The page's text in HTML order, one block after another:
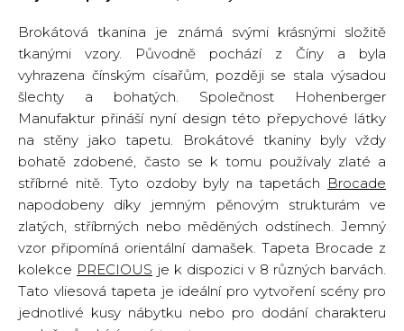
Brokátová tkanina je známá svými krásnými složitě
tkanými vzory. Původně pochází z Číny a byla
vyhrazena čínským císařům, později se stala výsadou
šlechty a bohatých. Společnost Hohenberger
Manufaktur přináší nyní design této přepychové látky
na stěny jako tapetu. Brokátové tkaniny byly vždy
bohatě zdobené, často se k tomu používaly zlaté a
stříbrné nitě. Tyto ozdoby byly na tapetách Brocade
napodobeny díky jemným pěnovým strukturám ve
zlatých, stříbrných nebo měděných odstínech. Jemný
vzor připomíná orientální damašek. Tapeta Brocade z
kolekce PRECIOUS je k dispozici v 8 různých barvách.
Tato vliesová tapeta je ideální pro vytvoření scény pro
jednotlivé kusy nábytku nebo pro dodání charakteru